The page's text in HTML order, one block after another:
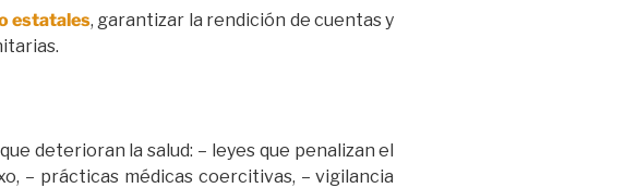
estatales, garantizar la rendición de cuentas y
deterioran la salud: – leyes que penalizan el
– prácticas médicas coercitivas, – vigilancia